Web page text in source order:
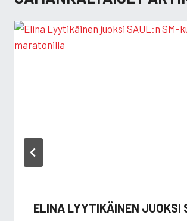
ELINA LYYTIKÄINEN JUOKSI